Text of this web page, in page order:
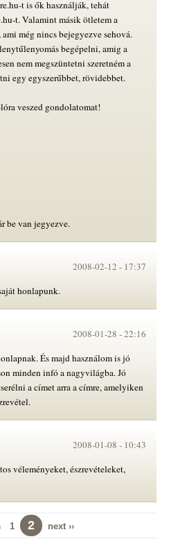
t is ők használják, tehát
t. Valamint másik ötletem a
még nincs bejegyezve sehová.
begépelni, amig a
nem megszüntetni szeretném a
egy egyszerűbbet, rövidebbet.
veszed gondolatomat!
be van jegyezve.
2008-02-12 - 17:37
honlapunk.
2008-01-28 -22:16
És majd használom is jó
minden infó a nagyvilágba. Jó
a címet arra a címre, amelyiken
2008-01-08 - 10:43
véleményeket, észrevételeket,
1 2 next ››